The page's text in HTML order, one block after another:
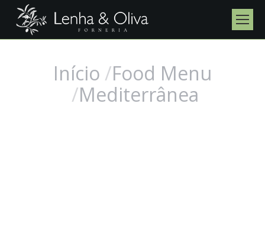
Você está aqui:Início Food Menu
Mediterrânea